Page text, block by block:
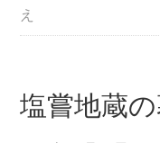
え
塩嘗地蔵